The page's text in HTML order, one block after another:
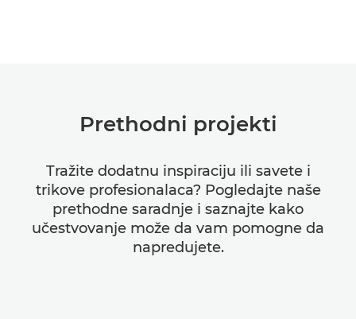
Prethodni projekti
Tražite dodatnu inspiraciju ili savete i
trikove profesionalaca? Pogledajte naše
prethodne saradnje i saznajte kako
učestvovanje može da vam pomogne da
napredujete.